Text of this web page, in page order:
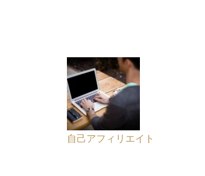
自己アフィリエイト